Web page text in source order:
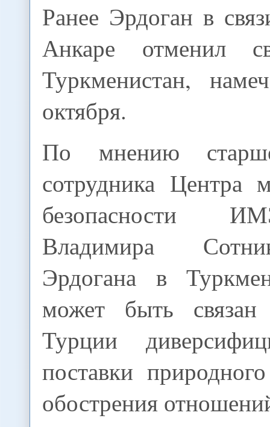
Ранее Эрдоган в
Анкаре отменил
Туркменистан,
октября.
По мнению
сотрудника Центра
безопасности
Владимира
Эрдогана в
может быть
Турции
поставки
обострения